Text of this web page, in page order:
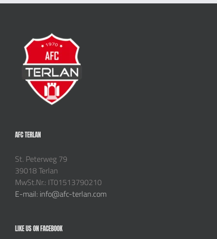
AFC TERLAN
St. Peterweg 79
39018 Terlan
MwSt.Nr.: IT01513790210
E-mail: info@afc-terlan.com
LIKE US ON FACEBOOK